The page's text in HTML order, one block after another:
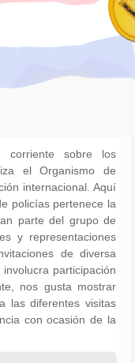
corriente sobre los
el Organismo de
internacional. Aquí
policías pertenece la
parte del grupo de
y representaciones
de diversa
participación
nos gusta mostrar
las diferentes visitas
con ocasión de la